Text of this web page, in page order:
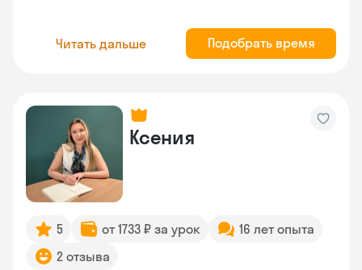
Читать дальше Подобрать время
Ксения
5 от 1733 ₽ за урок
16 лет опыта
2 отзыва